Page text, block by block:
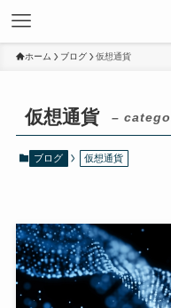
ホーム ブログ 仮想通貨
仮想通貨 –
ブログ 仮想通貨